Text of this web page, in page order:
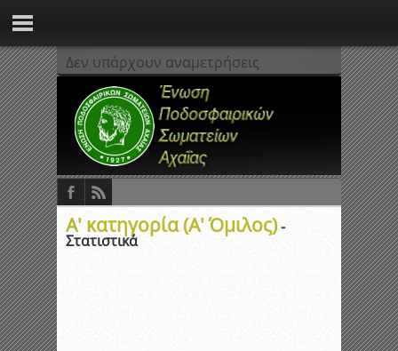
Δεν υπάρχουν αναμετρήσεις
Α' κατηγορία (A' Όμιλος)-
Στατιστικά